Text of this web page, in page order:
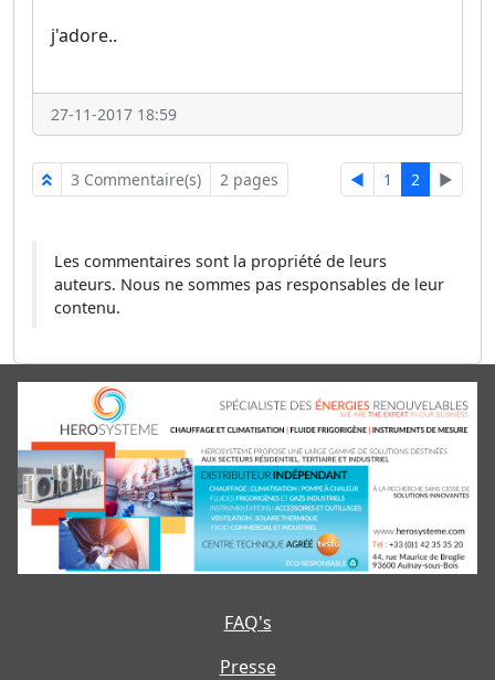
j'adore..
27-11-2017 18:59
3 Commentaire(s) 2 pages ◄ 1 2 ►
Les commentaires sont la propriété de leurs
auteurs. Nous ne sommes pas responsables de leur
contenu.
FAQ's
Presse